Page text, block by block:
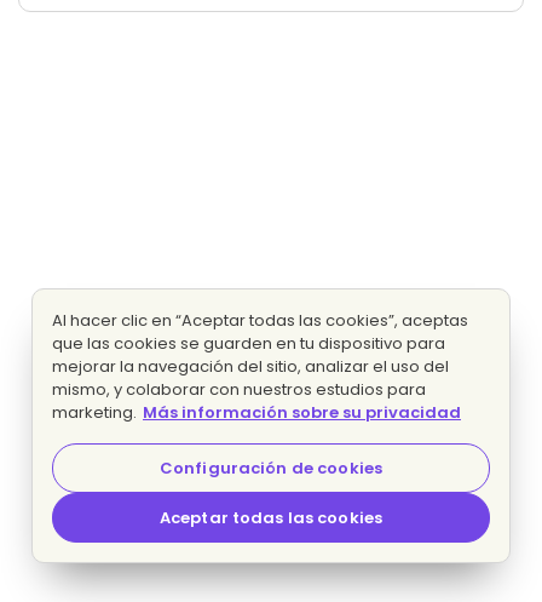
Al hacer clic en “Aceptar todas las cookies”, aceptas
que las cookies se guarden en tu dispositivo para
mejorar la navegación del sitio, analizar el uso del
mismo, y colaborar con nuestros estudios para
marketing. Más información sobre su privacidad
Configuración de cookies
Aceptar todas las cookies